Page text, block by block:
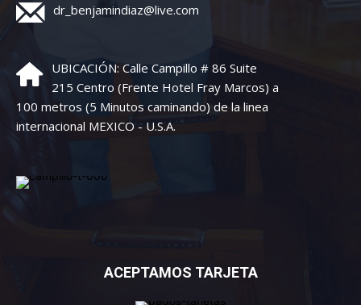
dr_benjamindiaz@live.com
UBICACIÓN: Calle Campillo # 86 Suite
215 Centro (Frente Hotel Fray Marcos) a
100 metros (5 Minutos caminando) de la linea
internacional MEXICO - U.S.A.
ACEPTAMOS TARJETA